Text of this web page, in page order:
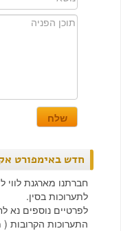
חדש באימפורט
חברתנו מארגנת לווי
לתערוכות בסין.
לפרטיים נוספים נא
התערוכות הקרובות (